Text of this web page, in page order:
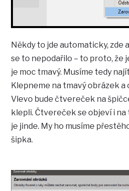
Někdy to jde automaticky, zde
se to nepodařilo – to proto, že
je moc tmavý. Musíme tedy
Klepneme na tmavý obrázek a
Vlevo bude čtvereček na
klepli. Čtvereček se objeví i na
je jinde. My ho musíme
šipka.